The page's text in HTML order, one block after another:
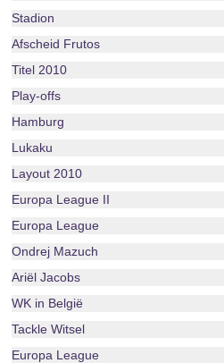
Stadion
Afscheid Frutos
Titel 2010
Play-offs
Hamburg
Lukaku
Layout 2010
Europa League II
Europa League
Ondrej Mazuch
Ariël Jacobs
WK in België
Tackle Witsel
Europa League